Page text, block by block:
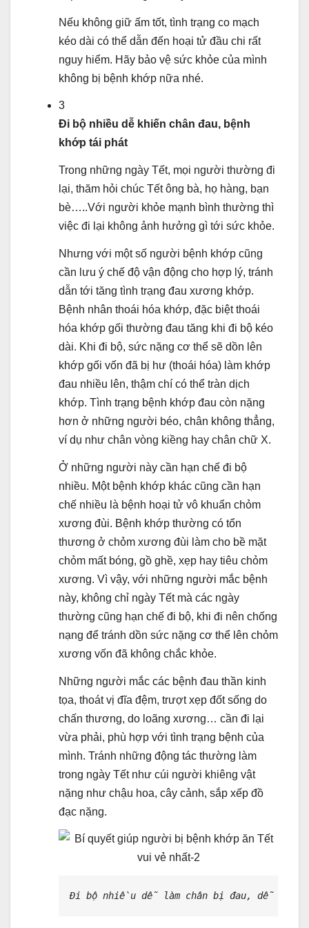
Nếu không giữ ấm tốt, tình trạng co mạch
kéo dài có thể dẫn đến hoại tử đầu chi rất
nguy hiểm. Hãy bảo vệ sức khỏe của mình
không bị bệnh khớp nữa nhé.
3
Đi bộ nhiều dễ khiến chân đau, bệnh
khớp tái phát
Trong những ngày Tết, mọi người thường đi
lại, thăm hỏi chúc Tết ông bà, họ hàng, bạn
bè…..Với người khỏe mạnh bình thường thì
việc đi lại không ảnh hưởng gì tới sức khỏe.
Nhưng với một số người bệnh khớp cũng
cần lưu ý chế độ vận động cho hợp lý, tránh
dẫn tới tăng tình trạng đau xương khớp.
Bệnh nhân thoái hóa khớp, đặc biệt thoái
hóa khớp gối thường đau tăng khi đi bộ kéo
dài. Khi đi bộ, sức nặng cơ thể sẽ dồn lên
khớp gối vốn đã bị hư (thoái hóa) làm khớp
đau nhiều lên, thậm chí có thể tràn dịch
khớp. Tình trạng bệnh khớp đau còn nặng
hơn ở những người béo, chân không thẳng,
ví dụ như chân vòng kiềng hay chân chữ X.
Ở những người này cần hạn chế đi bộ
nhiều. Một bệnh khớp khác cũng cần hạn
chế nhiều là bệnh hoại tử vô khuẩn chỏm
xương đùi. Bệnh khớp thường có tổn
thương ở chỏm xương đùi làm cho bề mặt
chỏm mất bóng, gồ ghề, xẹp hay tiêu chỏm
xương. Vì vậy, với những người mắc bệnh
này, không chỉ ngày Tết mà các ngày
thường cũng hạn chế đi bộ, khi đi nên chống
nạng để tránh dồn sức nặng cơ thể lên chỏm
xương vốn đã không chắc khỏe.
Những người mắc các bệnh đau thần kinh
tọa, thoát vị đĩa đệm, trượt xẹp đốt sống do
chấn thương, do loãng xương… cần đi lại
vừa phải, phù hợp với tình trạng bệnh của
mình. Tránh những động tác thường làm
trong ngày Tết như cúi người khiêng vật
nặng như chậu hoa, cây cảnh, sắp xếp đồ
đạc nặng.
Đi bộ nhiều dễ làm chân bị đau, dễ bị